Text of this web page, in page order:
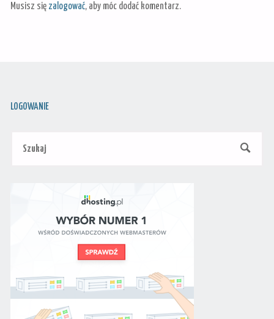
Musisz się zalogować, aby móc dodać komentarz.
LOGOWANIE
SZUKAJ